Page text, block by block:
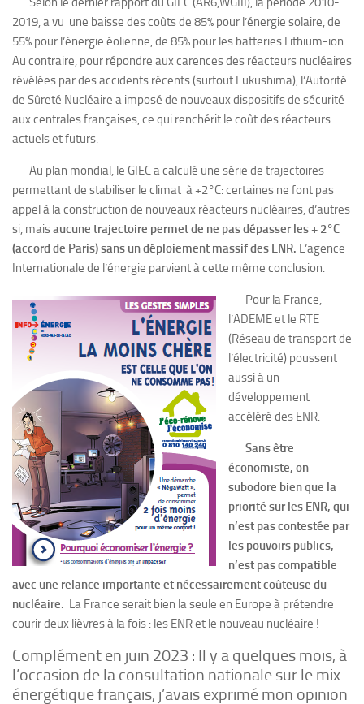
2019, a vu une baisse des coûts de 85% pour l’énergie solaire, de
55% pour l’énergie éolienne, de 85% pour les batteries Lithium-ion.
Au contraire, pour répondre aux carences des réacteurs nucléaires
révélées par des accidents récents (surtout Fukushima), l’Autorité
de Sûreté Nucléaire a imposé de nouveaux dispositifs de sécurité
aux centrales françaises, ce qui renchérit le coût des réacteurs
actuels et futurs.
Au plan mondial, le GIEC a calculé une série de trajectoires
permettant de stabiliser le climat à +2°C: certaines ne font pas
appel à la construction de nouveaux réacteurs nucléaires, d’autres
si, maisaucune trajectoire permet de ne pas dépasser les + 2°C
(accord de Paris) sans un déploiement massif des ENR. L’agence
Internationale de l’énergie parvient à cette même conclusion.
Pour la France,
l’ADEME et le RTE
(Réseau de transport de
l’électricité) poussent
aussi à un
développement
accéléré des ENR.
Sans être
économiste, on
subodore bien que la
priorité sur les ENR, qui
n’est pas contestée par
les pouvoirs publics,
n’est pas compatible
avec une relance importante et nécessairement coûteuse du
nucléaire. La France serait bien la seule en Europe à prétendre
courir deux lièvres à la fois : les ENR et le nouveau nucléaire !
Complément en juin 2023 : Il y a quelques mois, à
l’occasion de la consultation nationale sur le mix
énergétique français, j’avais exprimé mon opinion